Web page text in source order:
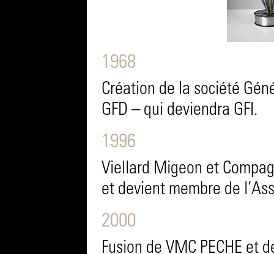
1968
Création de la société
GFD – qui deviendra GFI.
1996
Viellard Migeon et
et devient membre de
2000
Fusion de VMC PECHE et